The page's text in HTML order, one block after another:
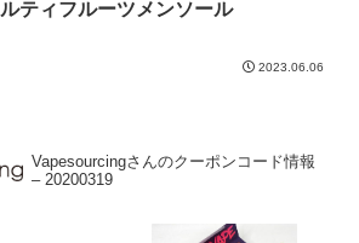
ルティフルーツメンソール
2023.06.06
Vapesourcingさんのクーポンコード情報
– 20200319